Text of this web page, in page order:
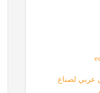
عربي لصناع